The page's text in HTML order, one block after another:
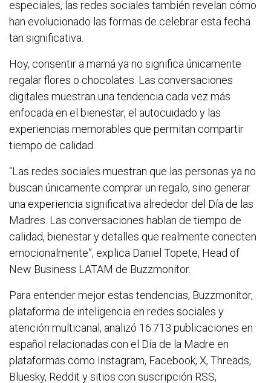
especiales, las redes sociales también revelan cómo
han evolucionado las formas de celebrar esta fecha
tan significativa.
Hoy, consentir a mamá ya no significa únicamente
regalar flores o chocolates. Las conversaciones
digitales muestran una tendencia cada vez más
enfocada en el bienestar, el autocuidado y las
experiencias memorables que permitan compartir
tiempo de calidad.
“Las redes sociales muestran que las personas ya no
buscan únicamente comprar un regalo, sino generar
una experiencia significativa alrededor del Día de las
Madres. Las conversaciones hablan de tiempo de
calidad, bienestar y detalles que realmente conecten
emocionalmente”, explica Daniel Topete, Head of
New Business LATAM de Buzzmonitor.
Para entender mejor estas tendencias, Buzzmonitor,
plataforma de inteligencia en redes sociales y
atención multicanal, analizó 16.713 publicaciones en
español relacionadas con el Día de la Madre en
plataformas como Instagram, Facebook, X, Threads,
Bluesky, Reddit y sitios con suscripción RSS,